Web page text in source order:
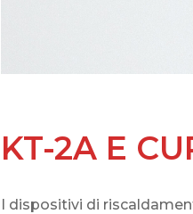
KT-2A E
I dispositivi di